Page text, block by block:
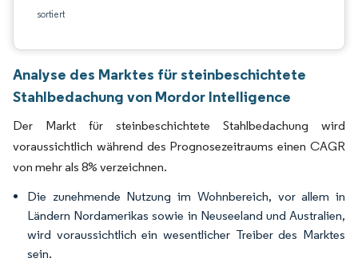
sortiert
Analyse des Marktes für steinbeschichtete
Stahlbedachung von Mordor Intelligence
Der Markt für steinbeschichtete Stahlbedachung wird
voraussichtlich während des Prognosezeitraums einen CAGR
von mehr als 8% verzeichnen.
Die zunehmende Nutzung im Wohnbereich, vor allem in
Ländern Nordamerikas sowie in Neuseeland und Australien,
wird voraussichtlich ein wesentlicher Treiber des Marktes
sein.